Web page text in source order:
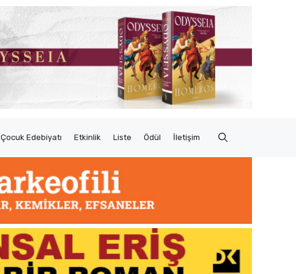
Çocuk Edebiyatı Etkinlik Liste Ödül İletişim